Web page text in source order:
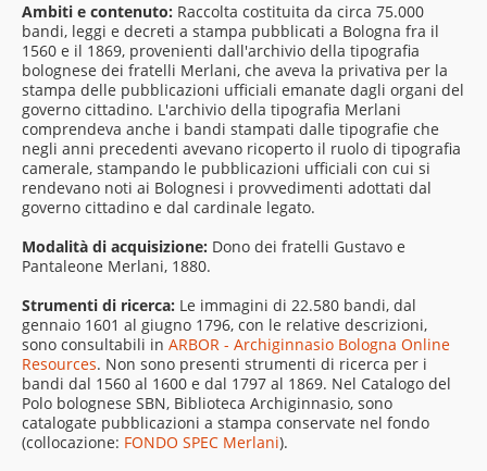
Ambiti e contenuto: Raccolta costituita da circa 75.000
bandi, leggi e decreti a stampa pubblicati a Bologna fra il
1560 e il 1869, provenienti dall'archivio della tipografia
bolognese dei fratelli Merlani, che aveva la privativa per la
stampa delle pubblicazioni ufficiali emanate dagli organi del
governo cittadino. L'archivio della tipografia Merlani
comprendeva anche i bandi stampati dalle tipografie che
negli anni precedenti avevano ricoperto il ruolo di tipografia
camerale, stampando le pubblicazioni ufficiali con cui si
rendevano noti ai Bolognesi i provvedimenti adottati dal
governo cittadino e dal cardinale legato.
Modalità di acquisizione: Dono dei fratelli Gustavo e
Pantaleone Merlani, 1880.
Strumenti di ricerca: Le immagini di 22.580 bandi, dal
gennaio 1601 al giugno 1796, con le relative descrizioni,
sono consultabili in ARBOR - Archiginnasio Bologna Online
Resources. Non sono presenti strumenti di ricerca per i
bandi dal 1560 al 1600 e dal 1797 al 1869. Nel Catalogo del
Polo bolognese SBN, Biblioteca Archiginnasio, sono
catalogate pubblicazioni a stampa conservate nel fondo
(collocazione: FONDO SPEC Merlani).